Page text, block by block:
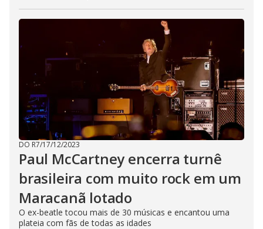
DO R7/17/12/2023
Paul McCartney encerra turnê
brasileira com muito rock em um
Maracanã lotado
O ex-beatle tocou mais de 30 músicas e encantou uma
plateia com fãs de todas as idades